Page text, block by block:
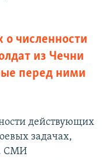
численности
из Чечни
перед ними
действующих
задачах,
СМИ